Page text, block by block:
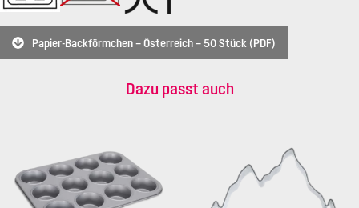
Papier-Backförmchen – Österreich – 50 Stück (PDF)
Dazu passt auch